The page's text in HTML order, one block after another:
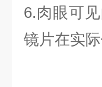
6.肉眼可
镜片在实